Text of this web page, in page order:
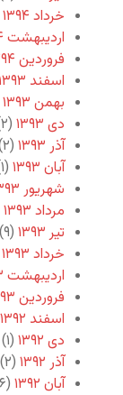
خرداد ۱۳۹۴
اردیبهشت ۱۳۹۴
فروردین ۱۳۹۴
اسفند ۱۳۹۳
بهمن ۱۳۹۳
دی ۱۳۹۳
(۲)
آذر ۱۳۹۳
(۲)
آبان ۱۳۹۳
(۱)
شهریور ۱۳۹۳
مرداد ۱۳۹۳
تیر ۱۳۹۳
(۹)
خرداد ۱۳۹۳
اردیبهشت ۱۳۹۳
فروردین ۱۳۹۳
اسفند ۱۳۹۲
دی ۱۳۹۲
(۱)
آذر ۱۳۹۲
(۲)
آبان ۱۳۹۲
(۶)